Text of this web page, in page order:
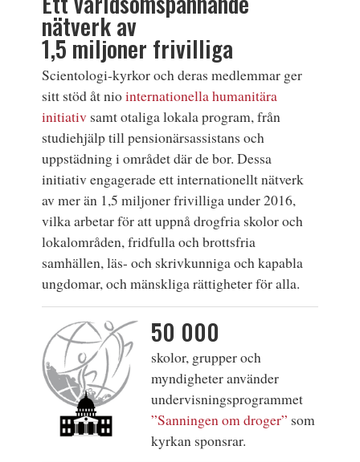
nätverk av
1,5 miljoner frivilliga
Scientologi-kyrkor och deras medlemmar ger
sitt stöd åt niointernationella humanitära
initiativ samt otaliga lokala program, från
studiehjälp till pensionärsassistans och
uppstädning i området där de bor. Dessa
initiativ engagerade ett internationellt nätverk
av mer än 1,5 miljoner frivilliga under 2016,
vilka arbetar för att uppnå drogfria skolor och
lokalområden, fridfulla och brottsfria
samhällen, läs- och skrivkunniga och kapabla
ungdomar, och mänskliga rättigheter för alla.
50 000
skolor, grupper och
myndigheter använder
undervisningsprogrammet
”Sanningen om droger” som
kyrkan sponsrar.